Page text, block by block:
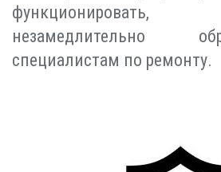
незамедлительно
специалистам по ремонту.